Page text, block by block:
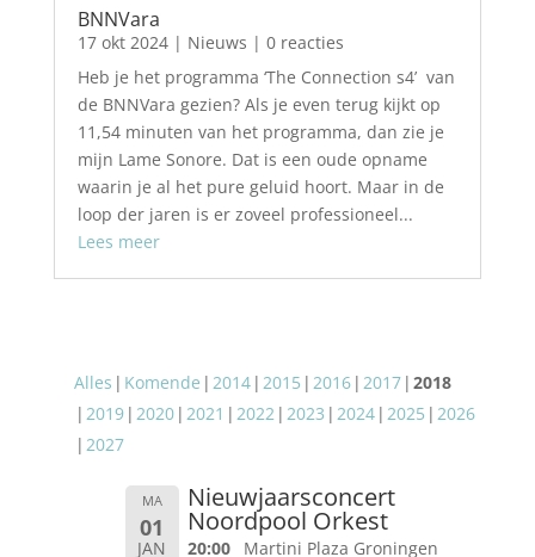
BNNVara
17 okt 2024| Nieuws | 0 reacties
Heb je het programma ‘The Connection s4’ van
de BNNVara gezien? Als je even terug kijkt op
11,54 minuten van het programma, dan zie je
mijn Lame Sonore. Dat is een oude opname
waarin je al het pure geluid hoort. Maar in de
loop der jaren is er zoveel professioneel...
Lees meer
Alles Komende 2014 2015 2016 2017 2018
2019 2020 2021 2022 2023 2024 2025 2026
2027
MA
01
JAN
Nieuwjaarsconcert
Noordpool Orkest
20:00 Martini Plaza Groningen